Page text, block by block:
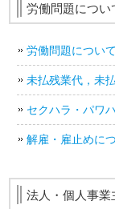
労働問題につい
労働問題について
未払残業代，未
セクハラ・パワ
解雇・雇止めに
法人・個人事業